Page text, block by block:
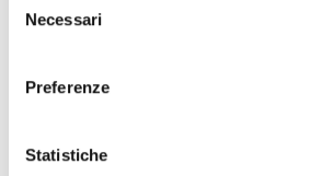
delNecessari
Preferenze
Statistiche